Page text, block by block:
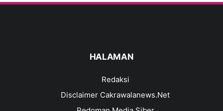
HALAMAN
Redaksi
Disclaimer Cakrawalanews.Net